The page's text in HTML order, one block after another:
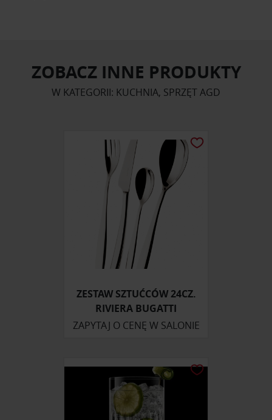
ZOBACZ INNE PRODUKTY
W KATEGORII: KUCHNIA, SPRZĘT AGD
ZESTAW SZTUĆCÓW 24CZ.
RIVIERA BUGATTI
ZAPYTAJ O CENĘ W SALONIE